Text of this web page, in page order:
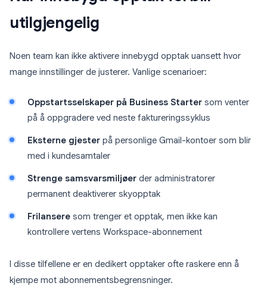
utilgjengelig
Noen team kan ikke aktivere innebygd opptak uansett hvor
mange innstillinger de justerer. Vanlige scenarioer:
Oppstartsselskaper på Business Starter som venter
på å oppgradere ved neste faktureringssyklus
Eksterne gjester på personlige Gmail-kontoer som blir
med i kundesamtaler
Strenge samsvarsmiljøer der administratorer
permanent deaktiverer skyopptak
Frilansere som trenger et opptak, men ikke kan
kontrollere vertens Workspace-abonnement
I disse tilfellene er en dedikert opptaker ofte raskere enn å
kjempe mot abonnementsbegrensninger.